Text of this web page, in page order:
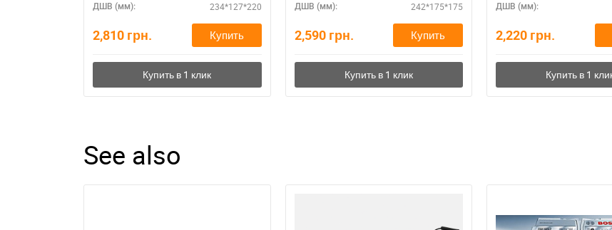
ДШВ (мм): 234*127*220
2,810 грн. Купить
ДШВ (мм): 242*175*175
2,590 грн. Купить
ДШВ (мм):
2,220 грн.
See also